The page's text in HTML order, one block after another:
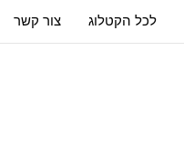
לכל הקטלוג צור קשר